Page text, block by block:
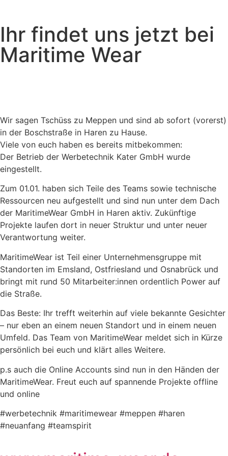
Ihr findet uns jetzt bei
Maritime Wear
Wir sagen Tschüss zu Meppen und sind ab sofort (vorerst)
in der Boschstraße in Haren zu Hause.
Viele von euch haben es bereits mitbekommen:
Der Betrieb der Werbetechnik Kater GmbH wurde
eingestellt.
Zum 01.01. haben sich Teile des Teams sowie technische
Ressourcen neu aufgestellt und sind nun unter dem Dach
der MaritimeWear GmbH in Haren aktiv. Zukünftige
Projekte laufen dort in neuer Struktur und unter neuer
Verantwortung weiter.
MaritimeWear ist Teil einer Unternehmensgruppe mit
Standorten im Emsland, Ostfriesland und Osnabrück und
bringt mit rund 50 Mitarbeiter:innen ordentlich Power auf
die Straße.
Das Beste: Ihr trefft weiterhin auf viele bekannte Gesichter
– nur eben an einem neuen Standort und in einem neuen
Umfeld. Das Team von MaritimeWear meldet sich in Kürze
persönlich bei euch und klärt alles Weitere.
p.s auch die Online Accounts sind nun in den Händen der
MaritimeWear. Freut euch auf spannende Projekte offline
und online
#werbetechnik #maritimewear #meppen #haren
#neuanfang #teamspirit